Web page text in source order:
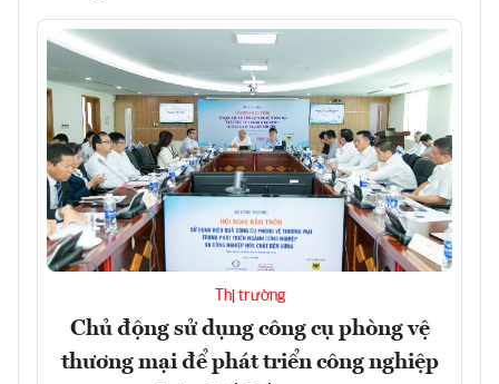
Thị trường
Chủ động sử dụng công cụ phòng vệ
thương mại để phát triển công nghiệp